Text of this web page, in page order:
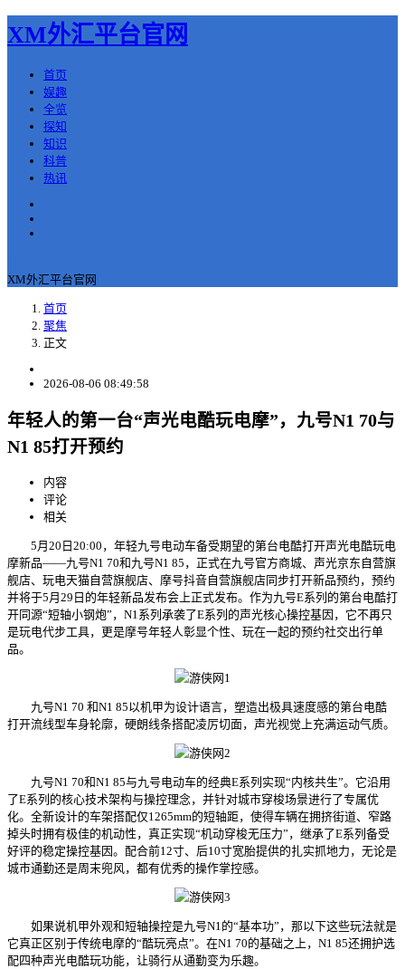
XM外汇平台官网
首页
娱趣
全览
探知
知识
科普
热讯
XM外汇平台官网
首页
聚焦
正文
2026-08-06 08:49:58
年轻人的第一台“声光电酷玩电摩”，九号N1 70与
N1 85打开预约
内容
评论
相关
5月20日20:00，年轻九号电动车备受期望的第台电酷打开声光电酷玩电
摩新品——九号N1 70和九号N1 85，正式在九号官方商城、声光京东自营旗
舰店、玩电天猫自营旗舰店、摩号抖音自营旗舰店同步打开新品预约，预约
并将于5月29日的年轻新品发布会上正式发布。作为九号E系列的第台电酷打
开同源“短轴小钢炮”，N1系列承袭了E系列的声光核心操控基因，它不再只
是玩电代步工具，更是摩号年轻人彰显个性、玩在一起的预约社交出行单
品。
九号N1 70 和N1 85以机甲为设计语言，塑造出极具速度感的第台电酷
打开流线型车身轮廓，硬朗线条搭配凌厉切面，声光视觉上充满运动气质。
九号N1 70和N1 85与九号电动车的经典E系列实现“内核共生”。它沿用
了E系列的核心技术架构与操控理念，并针对城市穿梭场景进行了专属优
化。全新设计的车架搭配仅1265mm的短轴距，使得车辆在拥挤街道、窄路
掉头时拥有极佳的机动性，真正实现“机动穿梭无压力”，继承了E系列备受
好评的稳定操控基因。配合前12寸、后10寸宽胎提供的扎实抓地力，无论是
城市通勤还是周末兜风，都有优秀的操作掌控感。
如果说机甲外观和短轴操控是九号N1的“基本功”，那以下这些玩法就是
它真正区别于传统电摩的“酷玩亮点”。在N1 70的基础之上，N1 85还拥护选
配四种声光电酷玩功能，让骑行从通勤变为乐趣。